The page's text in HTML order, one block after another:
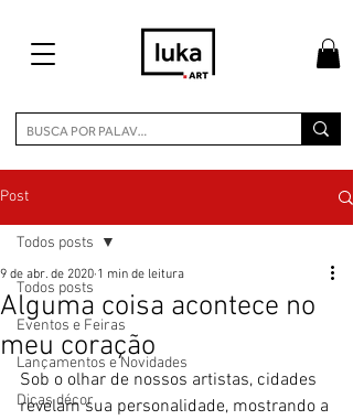
Post
Todos posts
Eventos e Feiras
Lançamentos e Novidades
Dicas décor
Todos posts
Alguma coisa acontece no
meu coração
9 de abr. de 2020 1 min de leitura
Sob o olhar de nossos artistas, cidades
revelam sua personalidade, mostrando a